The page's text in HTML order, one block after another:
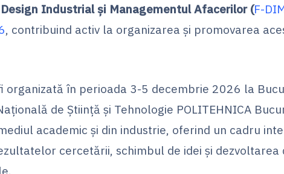
Industrial și Managementul Afacerilor (F-
, contribuind activ la organizarea și promovarea
organizată în perioada 3-5 decembrie 2026 la
de Știință și Tehnologie POLITEHNICA
academic și din industrie, oferind un cadru
cercetării, schimbul de idei și